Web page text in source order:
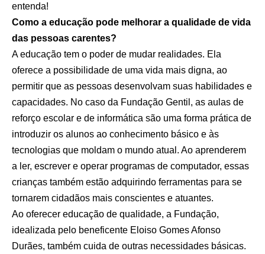
entenda!
Como a educação pode melhorar a qualidade de vida
das pessoas carentes?
A educação tem o poder de mudar realidades. Ela
oferece a possibilidade de uma vida mais digna, ao
permitir que as pessoas desenvolvam suas habilidades e
capacidades. No caso da Fundação Gentil, as aulas de
reforço escolar e de informática são uma forma prática de
introduzir os alunos ao conhecimento básico e às
tecnologias que moldam o mundo atual. Ao aprenderem
a ler, escrever e operar programas de computador, essas
crianças também estão adquirindo ferramentas para se
tornarem cidadãos mais conscientes e atuantes.
Ao oferecer educação de qualidade, a Fundação,
idealizada pelo beneficente Eloiso Gomes Afonso
Durães, também cuida de outras necessidades básicas.